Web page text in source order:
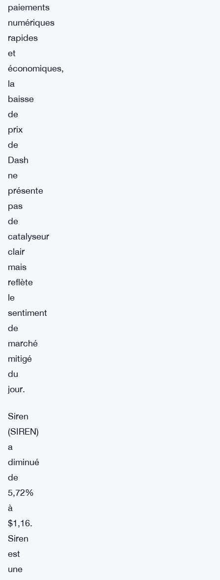
paiements
numériques
rapides
et
économiques,
la
baisse
de
prix
de
Dash
ne
présente
pas
de
catalyseur
clair
mais
reflète
le
sentiment
de
marché
mitigé
du
jour.
Siren
(SIREN)
a
diminué
de
5,72%
à
$1,16.
Siren
est
une